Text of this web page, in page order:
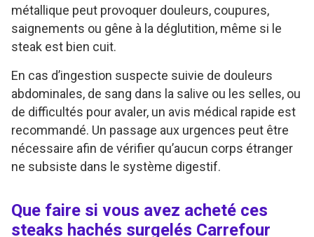
métallique peut provoquer douleurs, coupures,
saignements ou gêne à la déglutition, même si le
steak est bien cuit.
En cas d’ingestion suspecte suivie de douleurs
abdominales, de sang dans la salive ou les selles, ou
de difficultés pour avaler, un avis médical rapide est
recommandé. Un passage aux urgences peut être
nécessaire afin de vérifier qu’aucun corps étranger
ne subsiste dans le système digestif.
Que faire si vous avez acheté ces
steaks hachés surgelés Carrefour